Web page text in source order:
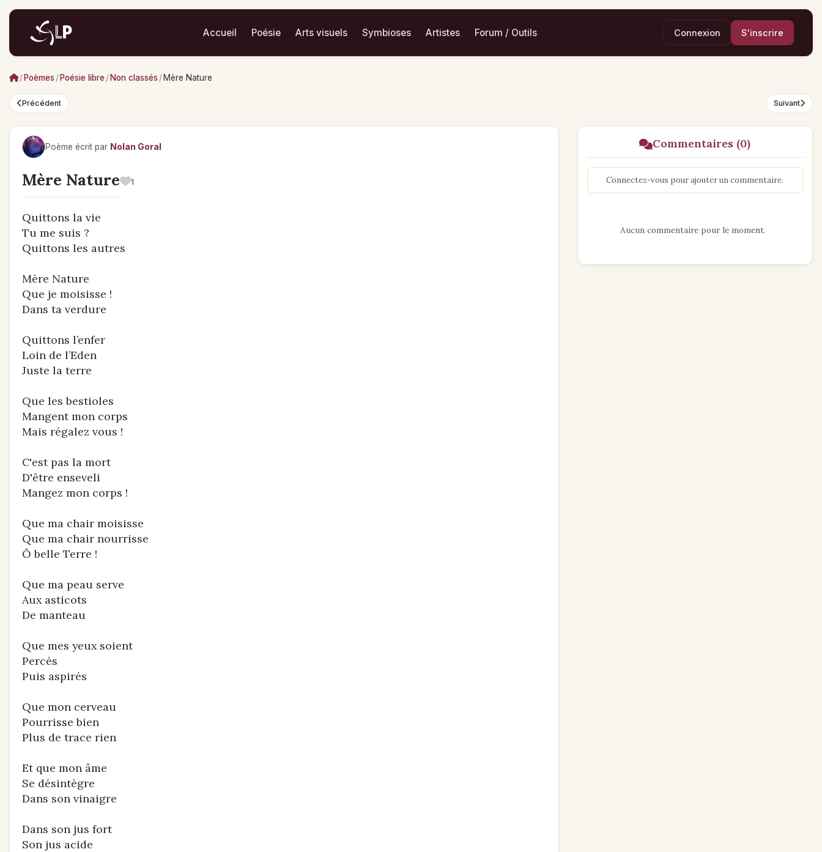
Accueil Poésie Arts visuels Symbioses Artistes Forum / Outils Connexion S'inscrire
/ Poèmes / Poésie libre/ Non classés / Mère Nature
Précédent Suivant
Poème écrit par Nolan Goral
Mère Nature 1
Quittons la vie
Tu me suis ?
Quittons les autres
Mère Nature
Que je moisisse !
Dans ta verdure
Quittons l’enfer
Loin de l’Eden
Juste la terre
Que les bestioles
Mangent mon corps
Mais régalez vous !
C'est pas la mort
D'être enseveli
Mangez mon corps !
Que ma chair moisisse
Que ma chair nourrisse
Ô belle Terre !
Que ma peau serve
Aux asticots
De manteau
Que mes yeux soient
Percés
Puis aspirés
Que mon cerveau
Pourrisse bien
Plus de trace rien
Et que mon âme
Se désintègre
Dans son vinaigre
Dans son jus fort
Son jus acide
Commentaires (0)
Connectez-vous pour ajouter un commentaire.
Aucun commentaire pour le moment.